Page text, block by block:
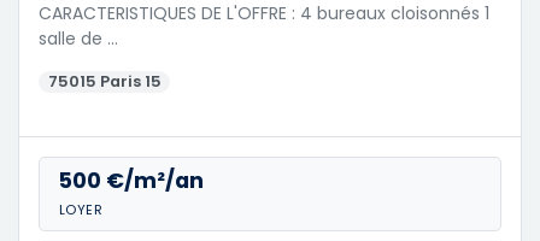
CARACTERISTIQUES DE L'OFFRE : 4 bureaux cloisonnés 1
salle de …
75015 Paris 15
500 €/m²/an
LOYER